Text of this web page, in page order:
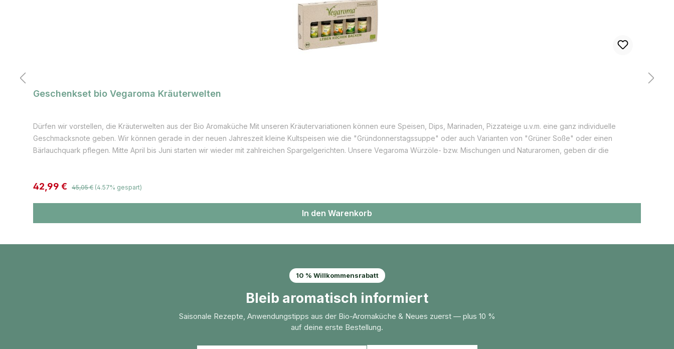
Geschenkset bio Vegaroma Kräuterwelten
Dürfen wir vorstellen, die Kräuterwelten aus der Bio Aromaküche Mit unseren Kräutervariationen können eure Speisen, Dips, Marinaden, Pizzateige u.v.m. eine ganz individuelle
Geschmacksnote geben. Wir können gerade in der neuen Jahreszeit kleine Kultspeisen wie die "Gründonnerstagssuppe" oder auch Varianten von "Grüner Soße" oder einen
Bärlauchquark pflegen. Mitte April bis Juni starten wir wieder mit zahlreichen Spargelgerichten. Unsere Vegaroma Würzöle- bzw. Mischungen und Naturaromen, geben dir die
Verkaufspreis:
42,99 € Regulärer Preis:
45,05 € (4.57% gespart)
In den Warenkorb
10 % Willkommensrabatt
Bleib aromatisch informiert
Saisonale Rezepte, Anwendungstipps aus der Bio-Aromaküche & Neues zuerst — plus 10 %
auf deine erste Bestellung.